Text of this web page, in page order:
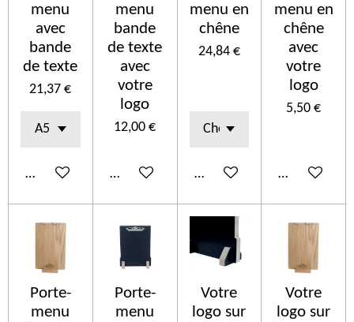
menu
avec
bande
de texte
21,37 €
Ajouter au panier
menu
bande
de texte
avec
votre
logo
12,00 €
Ajouter au panier
menu en
chêne
24,84 €
Ajouter au panier
menu en
chêne
avec
votre
logo
5,50 €
Ajouter au
Porte-
menu
Porte-
menu
Votre
logo sur
Votre
logo sur